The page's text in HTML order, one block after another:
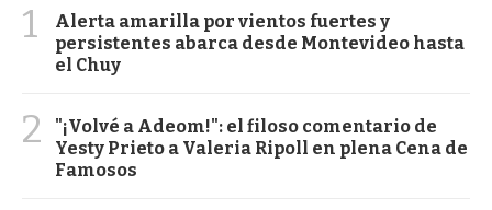
1
Alerta amarilla por vientos fuertes y
persistentes abarca desde Montevideo hasta
el Chuy
2
"¡Volvé a Adeom!": el filoso comentario de
Yesty Prieto a Valeria Ripoll en plena Cena de
Famosos